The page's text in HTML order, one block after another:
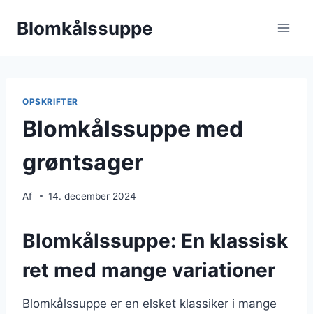
Blomkålssuppe
OPSKRIFTER
Blomkålssuppe med
grøntsager
Af 14. december 2024
Blomkålssuppe: En klassisk
ret med mange variationer
Blomkålssuppe er en elsket klassiker i mange